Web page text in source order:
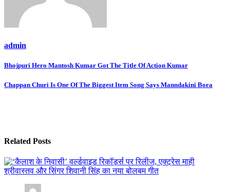
admin
Post
navigation
Bhojpuri Hero Mantosh Kumar Got The Title Of Action Kumar
Chappan Churi Is One Of The Biggest Item Song Says Manndakini Bora
Related Posts